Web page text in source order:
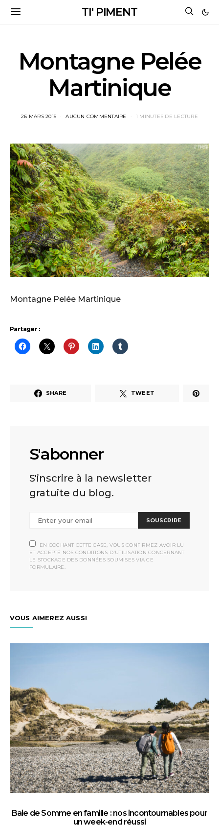
TI' PIMENT
Montagne Pelée
Martinique
26 MARS 2015 AUCUN COMMENTAIRE 1 MINUTES DE LECTURE
Montagne Pelée Martinique
Partager :
SHARE TWEET
S'abonner
S'inscrire à la newsletter
gratuite du blog.
SOUSCRIRE
EN COCHANT CETTE CASE, VOUS CONFIRMEZ AVOIR LU
ET ACCEPTÉ NOS CONDITIONS D'UTILISATION CONCERNANT
LE STOCKAGE DES DONNÉES SOUMISES VIA CE
FORMULAIRE.
VOUS AIMEREZ AUSSI
Baie de Somme en famille : nos incontournables pour
un week-end réussi